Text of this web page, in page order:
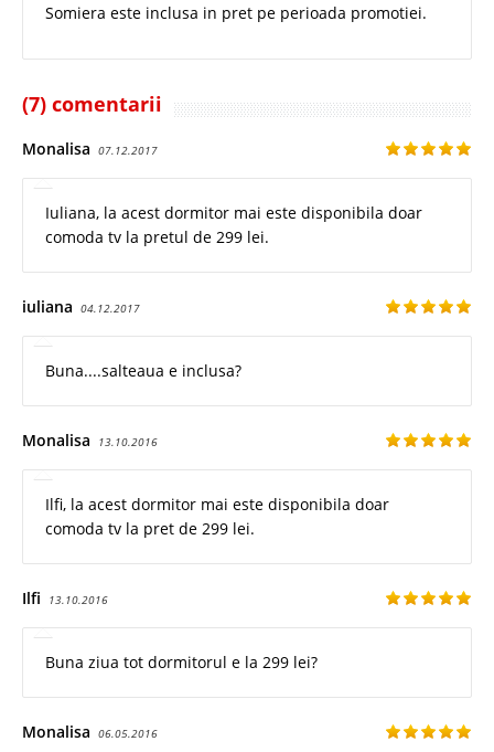
Somiera este inclusa in pret pe perioada promotiei.
(7) comentarii
Monalisa 07.12.2017
Iuliana, la acest dormitor mai este disponibila doar
comoda tv la pretul de 299 lei.
iuliana 04.12.2017
Buna....salteaua e inclusa?
Monalisa 13.10.2016
Ilfi, la acest dormitor mai este disponibila doar
comoda tv la pret de 299 lei.
Ilfi 13.10.2016
Buna ziua tot dormitorul e la 299 lei?
Monalisa 06.05.2016